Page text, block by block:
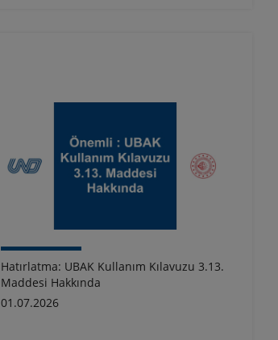
Hatırlatma: UBAK Kullanım Kılavuzu 3.13.
Maddesi Hakkında
01.07.2026